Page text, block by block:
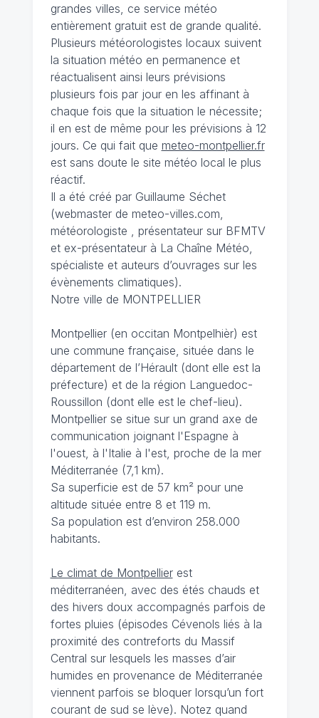
grandes villes, ce service météo
entièrement gratuit est de grande qualité.
Plusieurs météorologistes locaux suivent
la situation météo en permanence et
réactualisent ainsi leurs prévisions
plusieurs fois par jour en les affinant à
chaque fois que la situation le nécessite;
il en est de même pour les prévisions à 12
jours. Ce qui fait que meteo-montpellier.fr
est sans doute le site météo local le plus
réactif.
Il a été créé par Guillaume Séchet
(webmaster de meteo-villes.com,
météorologiste , présentateur sur BFMTV
et ex-présentateur à La Chaîne Météo,
spécialiste et auteurs d’ouvrages sur les
évènements climatiques).
Notre ville de MONTPELLIER
Montpellier (en occitan Montpelhièr) est
une commune française, située dans le
département de l’Hérault (dont elle est la
préfecture) et de la région Languedoc-
Roussillon (dont elle est le chef-lieu).
Montpellier se situe sur un grand axe de
communication joignant l'Espagne à
l'ouest, à l'Italie à l'est, proche de la mer
Méditerranée (7,1 km).
Sa superficie est de 57 km² pour une
altitude située entre 8 et 119 m.
Sa population est d’environ 258.000
habitants.
Le climat de Montpellierest
méditerranéen, avec des étés chauds et
des hivers doux accompagnés parfois de
fortes pluies (épisodes Cévenols liés à la
proximité des contreforts du Massif
Central sur lesquels les masses d’air
humides en provenance de Méditerranée
viennent parfois se bloquer lorsqu’un fort
courant de sud se lève). Notez quand